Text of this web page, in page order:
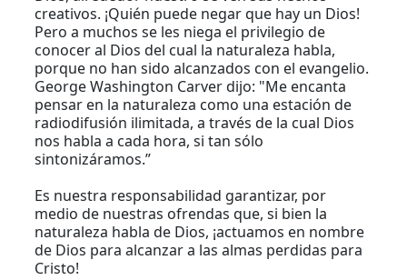
creativos. ¡Quién puede negar que hay un Dios!
Pero a muchos se les niega el privilegio de
conocer al Dios del cual la naturaleza habla,
porque no han sido alcanzados con el evangelio.
George Washington Carver dijo: "Me encanta
pensar en la naturaleza como una estación de
radiodifusión ilimitada, a través de la cual Dios
nos habla a cada hora, si tan sólo
sintonizáramos.”
Es nuestra responsabilidad garantizar, por
medio de nuestras ofrendas que, si bien la
naturaleza habla de Dios, ¡actuamos en nombre
de Dios para alcanzar a las almas perdidas para
Cristo!